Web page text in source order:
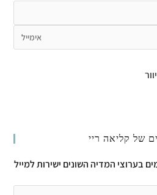
של קליאה ריי
בערוצי המדיה השונים ישירות למייל